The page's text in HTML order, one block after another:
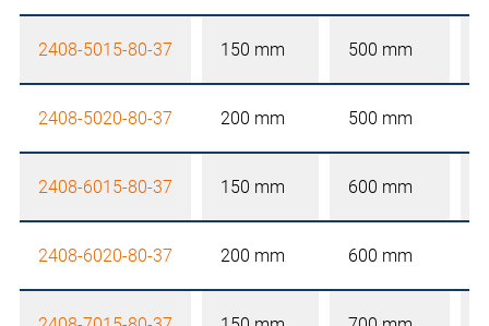
2408-5015-80-37 150 mm 500 mm
2408-5020-80-37 200 mm 500 mm
2408-6015-80-37 150 mm 600 mm
2408-6020-80-37 200 mm 600 mm